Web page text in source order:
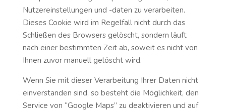
Nutzereinstellungen und -daten zu verarbeiten.
Dieses Cookie wird im Regelfall nicht durch das
Schließen des Browsers gelöscht, sondern läuft
nach einer bestimmten Zeit ab, soweit es nicht von
Ihnen zuvor manuell gelöscht wird.
Wenn Sie mit dieser Verarbeitung Ihrer Daten nicht
einverstanden sind, so besteht die Möglichkeit, den
Service von “Google Maps” zu deaktivieren und auf